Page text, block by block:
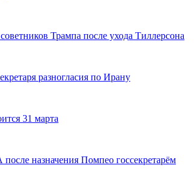
Трампа после ухода Тиллерсона
разногласия по Ирану
31 марта
назначения Помпео госсекретарём